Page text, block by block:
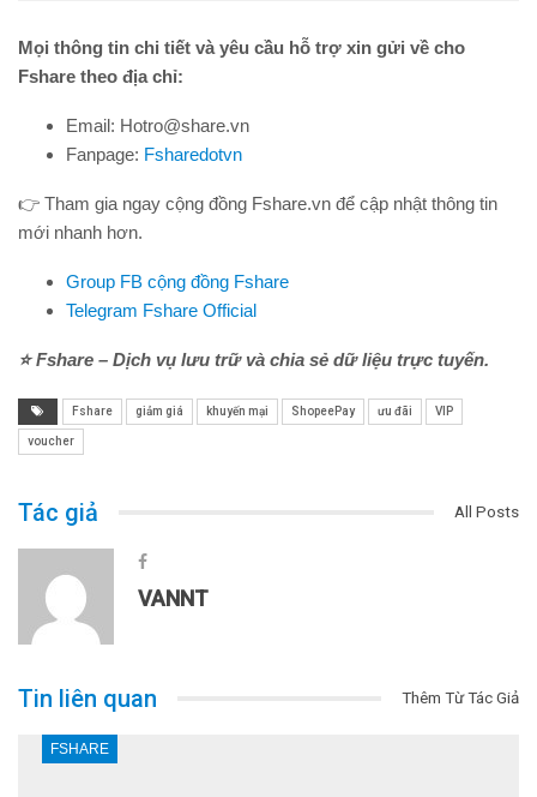
Mọi thông tin chi tiết và yêu cầu hỗ trợ xin gửi về cho
Fshare theo địa chỉ:
Email: Hotro@share.vn
Fanpage: Fsharedotvn
👉 Tham gia ngay cộng đồng Fshare.vn để cập nhật thông tin
mới nhanh hơn.
Group FB cộng đồng Fshare
Telegram Fshare Official
⭐ Fshare – Dịch vụ lưu trữ và chia sẻ dữ liệu trực tuyến.
Fshare giảm giá khuyến mại ShopeePay ưu đãi VIP
voucher
Tác giả All Posts
VANNT
Tin liên quan Thêm Từ Tác Giả
FSHARE